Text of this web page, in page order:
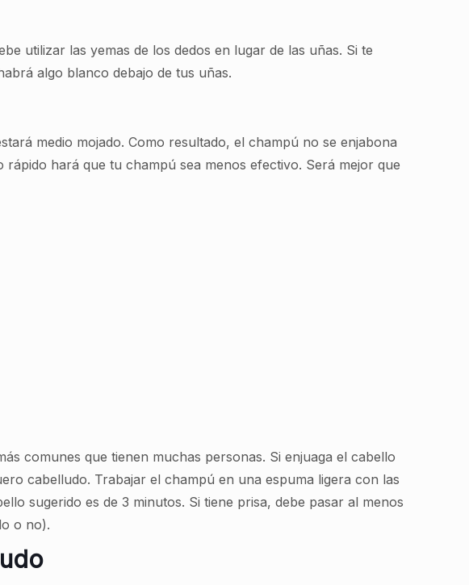
utilizar las yemas de los dedos en lugar de las uñas. Si te
algo blanco debajo de tus uñas.
medio mojado. Como resultado, el champú no se enjabona
hará que tu champú sea menos efectivo. Será mejor que
comunes que tienen muchas personas. Si enjuaga el cabello
cabelludo. Trabajar el champú en una espuma ligera con las
sugerido es de 3 minutos. Si tiene prisa, debe pasar al menos
o no).